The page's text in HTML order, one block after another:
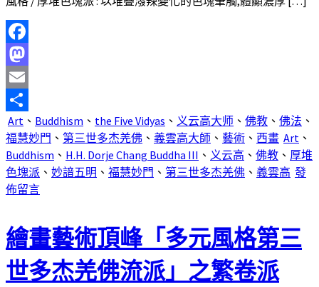
Facebook
Mastodon
Email
分
享
Art 、 Buddhism 、 the Five Vidyas 、 义云高大师 、 佛教 、 佛法 、
福慧妙門 、 第三世多杰羌佛 、 義雲高大師 、 藝術 、 西畫 Art 、
Buddhism 、 H.H. Dorje Chang Buddha III 、 义云高 、 佛教 、 厚堆
色塊派 、 妙諳五明 、 福慧妙門 、 第三世多杰羌佛 、 義雲高 發
佈留言
繪畫藝術頂峰「多元風格第三
世多杰羌佛流派」之繁卷派